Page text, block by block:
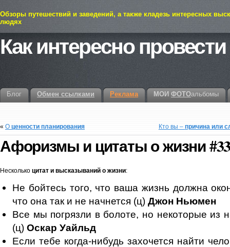
Обзоры путешествий и заведений, а также кладезь интересных
людях
Как интересно
Блог Обмен ссылками Реклама МОИ ФОТОальбомы
« О ценности планирования Кто вы – причина или
Афоризмы и цитаты о жизни
Несколько цитат и высказываний о жизни:
Не бойтесь того, что ваша жизнь должна
что она так и не начнется (ц) Джон Ньюмен
Все мы погрязли в болоте, но некоторые из
(ц) Оскар Уайльд
Если тебе когда-нибудь захочется найти